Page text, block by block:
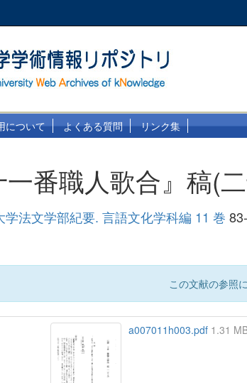
について よくある質問 リンク集
番職人歌合』稿(
法文学部紀要. 言語文化学科編 11 巻
この文献の参照
a007011h003.pdf 1.31